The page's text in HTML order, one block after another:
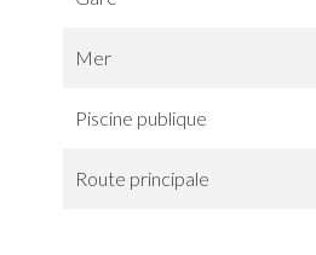
Mer
Piscine publique
Route principale